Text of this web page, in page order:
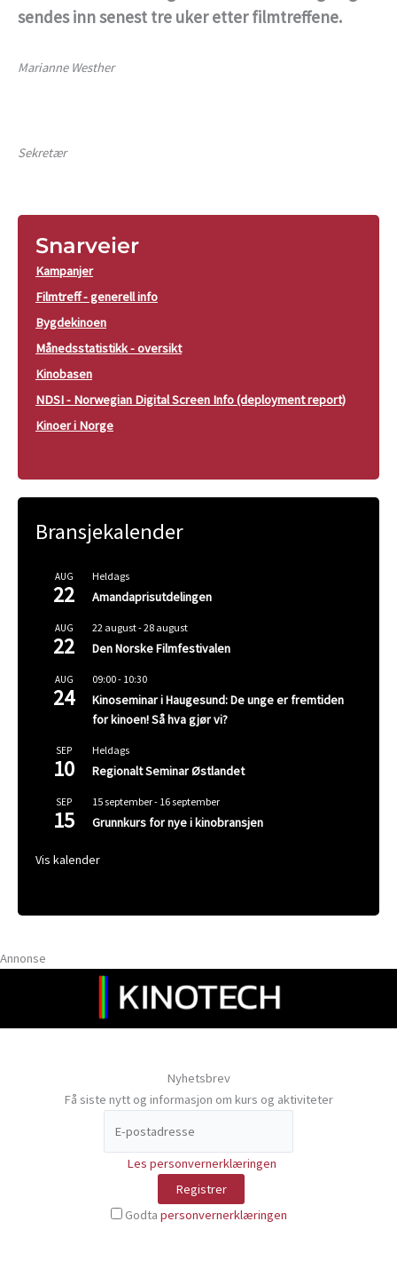
sendes inn senest tre uker etter filmtreffene.
Marianne Westher
Sekretær
Snarveier
Kampanjer
Filmtreff - generell info
Bygdekinoen
Månedsstatistikk - oversikt
Kinobasen
NDSI - Norwegian Digital Screen Info (deployment report)
Kinoer i Norge
Bransjekalender
AUG
22
Heldags
Amandaprisutdelingen
AUG
22
22 august-28 august
Den Norske Filmfestivalen
AUG
24
09:00- 10:30
Kinoseminar i Haugesund: De unge er fremtiden
for kinoen! Så hva gjør vi?
SEP
10
Heldags
Regionalt Seminar Østlandet
SEP
15
15 september- 16 september
Grunnkurs for nye i kinobransjen
Vis kalender
Annonse
Nyhetsbrev
Få siste nytt og informasjon om kurs og aktiviteter
Les personvernerklæringen
Godta personvernerklæringen